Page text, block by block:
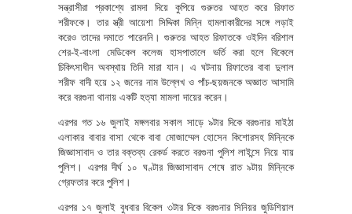
সন্ত্রাসীরা প্রকাশ্যে রামদা দিয়ে কুপিয়ে গুরুতর আহত করে রিফাত
শরীফকে। তার স্ত্রী আয়েশা সিদ্দিকা মিন্নি হামলাকারীদের সঙ্গে লড়াই
করেও তাদের দমাতে পারেননি। গুরুতর আহত রিফাতকে ওইদিন বরিশাল
শের-ই-বাংলা মেডিকেল কলেজ হাসপাতালে ভর্তি করা হলে বিকেলে
চিকিৎসাধীন অবস্থায় তিনি মারা যান। এ ঘটনায় রিফাতের বাবা দুলাল
শরীফ বাদী হয়ে ১২ জনের নাম উল্লেখ ও পাঁচ-ছয়জনকে অজ্ঞাত আসামি
করে বরগুনা থানায় একটি হত্যা মামলা দায়ের করেন।
এরপর গত ১৬ জুলাই মঙ্গলবার সকাল সাড়ে ৯টার দিকে বরগুনার মাইঠা
এলাকার বাবার বাসা থেকে বাবা মোজাম্মেল হোসেন কিশোরসহ মিন্নিকে
জিজ্ঞাসাবাদ ও তার বক্তব্য রেকর্ড করতে বরগুনা পুলিশ লাইন্সে নিয়ে যায়
পুলিশ। এরপর দীর্ঘ ১০ ঘণ্টার জিজ্ঞাসাবাদ শেষে রাত ৯টায় মিন্নিকে
গ্রেফতার করে পুলিশ।
এরপর ১৭ জুলাই বুধবার বিকেল ৩টার দিকে বরগুনার সিনিয়র জুডিশিয়াল